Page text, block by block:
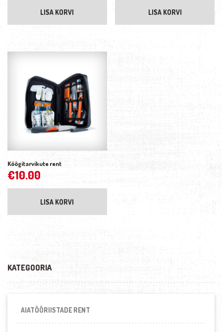
LISA KORVI LISA KORVI
Köögitarvikute rent
€10.00
LISA KORVI
KATEGOORIA
AIATÖÖRIISTADE RENT